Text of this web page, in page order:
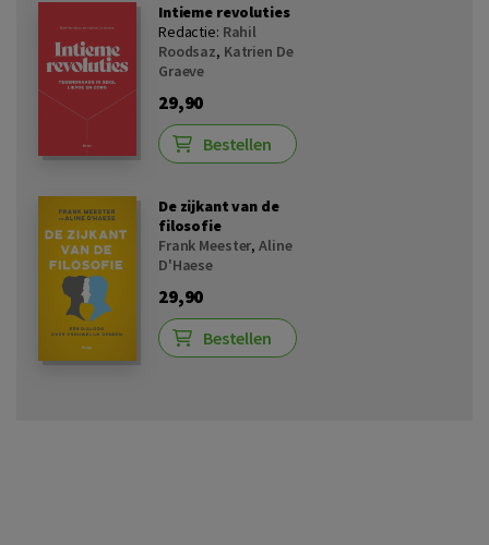
Intieme revoluties
Redactie: Rahil
Roodsaz, Katrien De
Graeve
29,90
Bestellen
De zijkant van de
filosofie
Frank Meester,Aline
D'Haese
29,90
Bestellen